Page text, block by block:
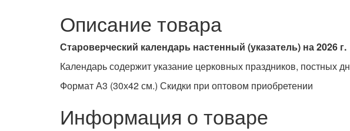
Описание товара
Староверческий календарь настенный (указатель) на 2026 г.
Календарь содержит указание церковных праздников, постных
Формат А3 (30х42 см.) Скидки при оптовом приобретении
Информация о товаре